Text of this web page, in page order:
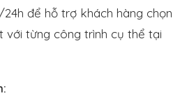
24h để hỗ trợ khách hàng chọn
với từng công trình cụ thể tại